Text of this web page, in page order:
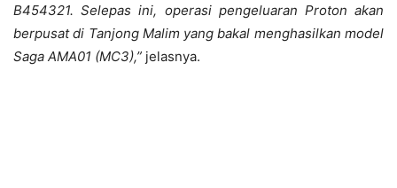
B454321. Selepas ini, operasi pengeluaran Proton akan
berpusat di Tanjong Malim yang bakal menghasilkan model
Saga AMA01 (MC3),” jelasnya.